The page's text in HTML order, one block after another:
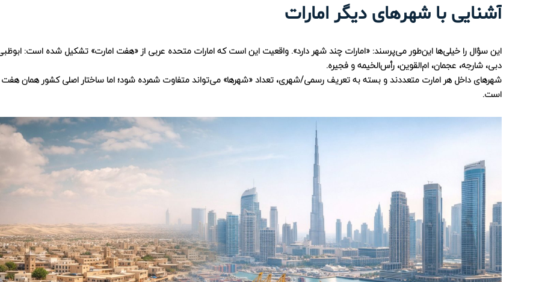
آشنایی با شهرهای دیگر امارات
این سؤال را خیلی‌ها این‌طور می‌پرسند: «امارات چند شهر دارد». واقعیت این است که امارات متحده عربی از «هفت امارت» تشکیل شده است:
دبی، شارجه، عجمان، ام‌القوین، رأس‌الخیمه و فجیره.
شهرهای داخل هر امارت متعددند و بسته به تعریف رسمی/شهری، تعداد «شهرها» می‌تواند متفاوت شمرده شود؛ اما ساختار اصلی کشور همان هفت
است.